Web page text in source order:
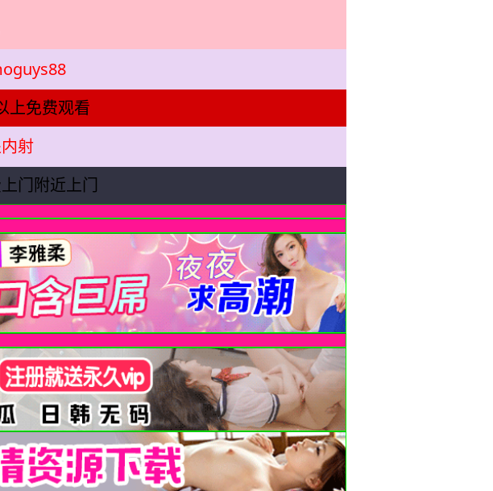
上免费观看
射
门附近上门